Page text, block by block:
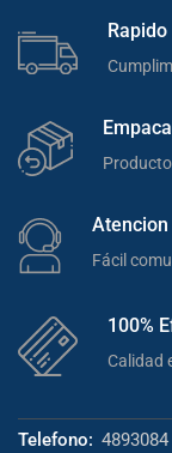
Rapido
Fácil
100%
Calidad
Telefono: 4893084